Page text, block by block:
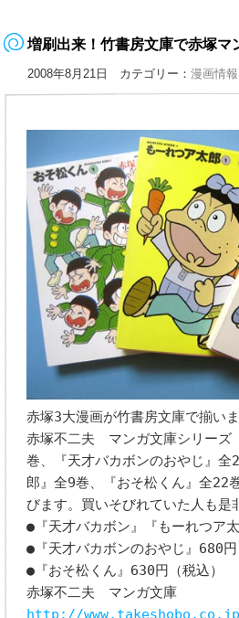
増刷出来！竹書房文庫で赤塚マ
2008年8月21日 カテゴリー：漫画情報
赤塚3大漫画が竹書房文庫で揃いま
赤塚不二夫 マンガ文庫シリーズ
巻、『天才バカボンのおやじ』全
郎』全9巻、『おそ松くん』全22
びます。買いそびれていた人も是
●『天才バカボン』『もーれつア
●『天才バカボンのおやじ』680円
●『おそ松くん』630円（税込）
赤塚不二夫 マンガ文庫
http://